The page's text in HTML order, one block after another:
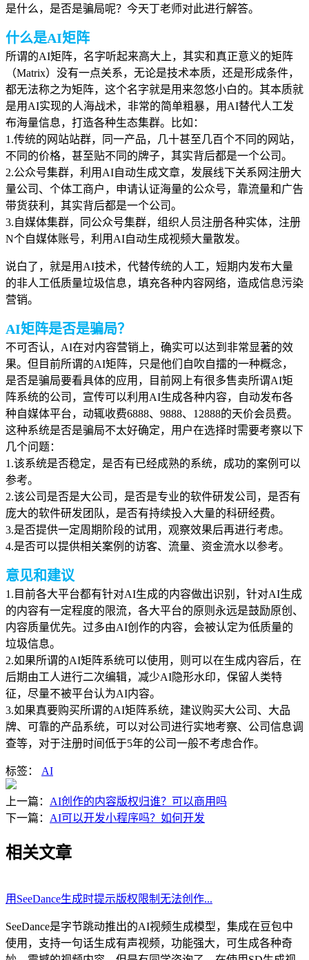
是什么，是否是骗局呢？今天丁老师对此进行解答。
什么是AI矩阵
所谓的AI矩阵，名字听起来高大上，其实和真正意义的矩阵
（Matrix）没有一点关系，无论是技术本质，还是形成条件，
都无法称之为矩阵，这个名字就是用来忽悠小白的。其本质就
是用AI实现的人海战术，非常的简单粗暴，用AI替代人工发
布海量信息，打造各种生态集群。比如：
1.传统的网站站群，同一产品，几十甚至几百个不同的网站，
不同的价格，甚至贴不同的牌子，其实背后都是一个公司。
2.公众号集群，利用AI自动生成文章，发展线下关系网注册大
量公司、个体工商户，申请认证海量的公众号，靠流量和广告
带货获利，其实背后都是一个公司。
3.自媒体集群，同公众号集群，组织人员注册各种实体，注册
N个自媒体账号， 利用AI自动生成视频大量散发。
说白了，就是用AI技术，代替传统的人工，短期内发布大量
的非人工低质量垃圾信息，填充各种内容网络，造成信息污染
营销。
AI矩阵是否是骗局？
不可否认，AI在对内容营销上，确实可以达到非常显著的效
果。但目前所谓的AI矩阵，只是他们自吹自擂的一种概念，
是否是骗局要看具体的应用，目前网上有很多售卖所谓AI矩
阵系统的公司，宣传可以利用AI生成各种内容，自动发布各
种自媒体平台，动辄收费6888、9888、12888的天价会员费。
这种系统是否是骗局不太好确定，用户在选择时需要考察以下
几个问题：
1.该系统是否稳定，是否有已经成熟的系统，成功的案例可以
参考。
2.该公司是否是大公司，是否是专业的软件研发公司，是否有
庞大的软件研发团队，是否有持续投入大量的科研经费。
3.是否提供一定周期阶段的试用，观察效果后再进行考虑。
4.是否可以提供相关案例的访客、流量、资金流水以参考。
意见和建议
1.目前各大平台都有针对AI生成的内容做出识别，针对AI生成
的内容有一定程度的限流，各大平台的原则永远是鼓励原创、
内容质量优先。过多由AI创作的内容，会被认定为低质量的
垃圾信息。
2.如果所谓的AI矩阵系统可以使用，则可以在生成内容后，在
后期由工人进行二次编辑，减少AI隐形水印，保留人类特
征，尽量不被平台认为AI内容。
3.如果真要购买所谓的AI矩阵系统，建议购买大公司、大品
牌、可靠的产品系统，可以对公司进行实地考察、公司信息调
查等，对于注册时间低于5年的公司一般不考虑合作。
标签： AI
上一篇： AI创作的内容版权归谁？可以商用吗
下一篇： AI可以开发小程序吗？如何开发
相关文章
用SeeDance生成时提示版权限制无法创作...
SeeDance是字节跳动推出的AI视频生成模型，集成在豆包中
使用，支持一句话生成有声视频，功能强大，可生成各种奇